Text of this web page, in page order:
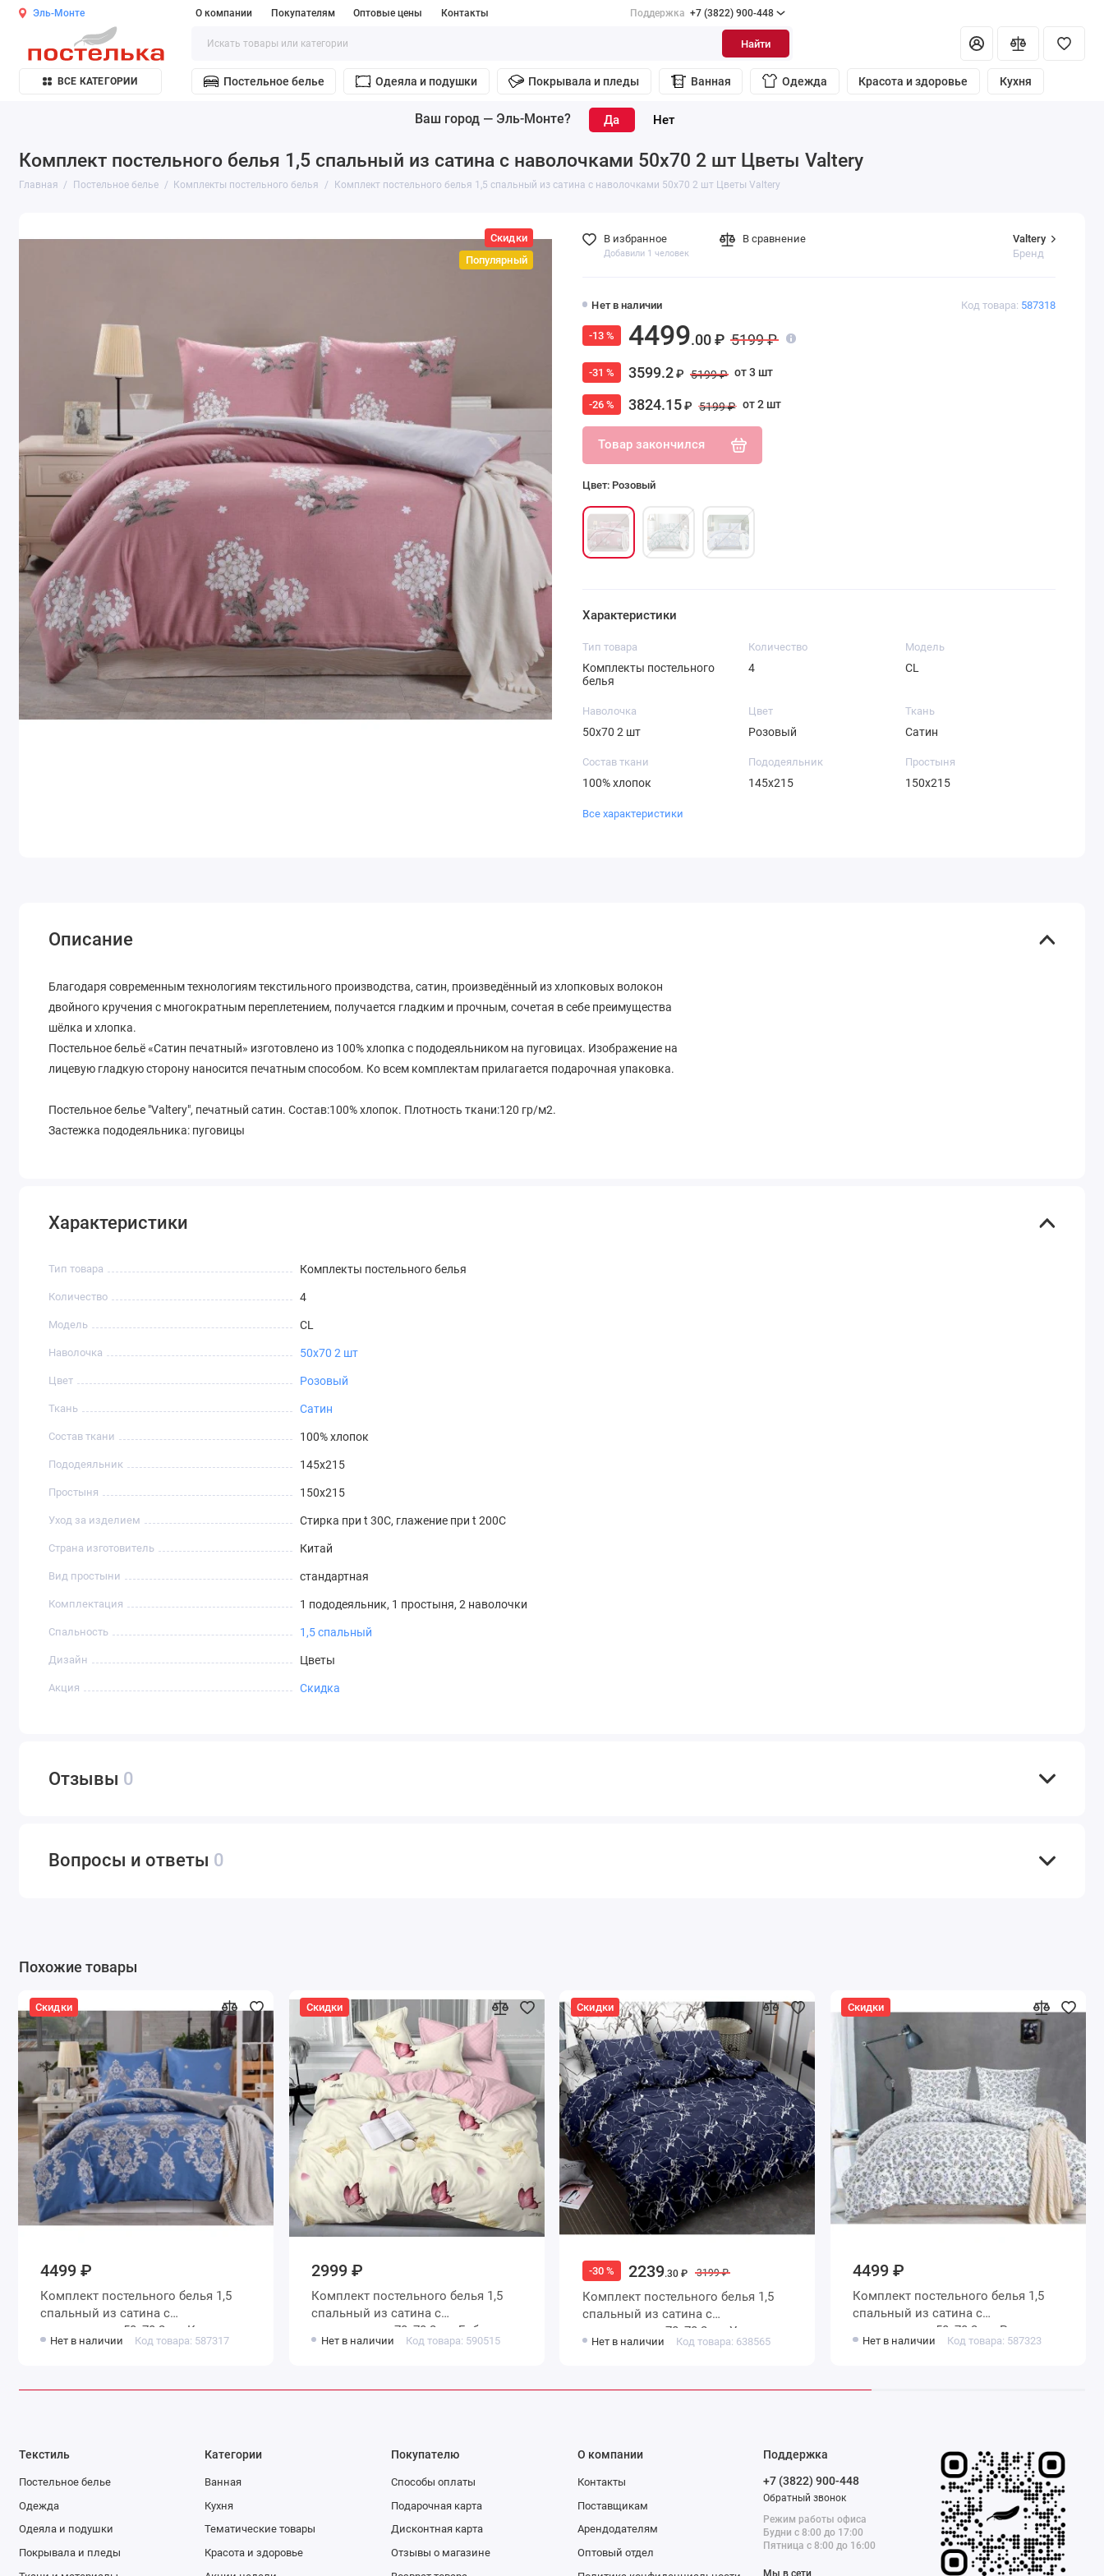
Эль-Монте О компании Покупателям Оптовые цены Контакты Поддержка +7 (3822) 900-448
Найти
ВСЕ КАТЕГОРИИ Постельное белье Одеяла и подушки Покрывала и пледы Ванная Одежда Красота и здоровье Кухня
Ваш город — Эль-Монте?
Комплект постельного белья 1,5 спальный из сатина с наволочками 50х70 2 шт Цветы Valtery
Главная Постельное белье Комплекты постельного белья Комплект постельного белья 1,5 спальный из сатина с наволочками 50х70 2 шт Цветы Valtery
Скидки
Популярный
Код товара: 587318
Valtery
Бренд
Нет в наличии
-13 % 4499.00 ₽ 5199 ₽
-31 % 3599.2₽ 5199 ₽ от 3 шт
-26 % 3824.15₽ 5199 ₽ от 2 шт
Товар закончился
Цвет: Розовый
В избранное
Добавили 1 человек
В сравнение
Характеристики
Тип товара
Комплекты постельного
белья
Количество
4
Модель
CL
Наволочка
50х70 2 шт
Цвет
Розовый
Ткань
Сатин
Состав ткани
100% хлопок
Пододеяльник
145х215
Простыня
150х215
Все характеристики
Описание
Благодаря современным технологиям текстильного производства, сатин, произведённый из хлопковых волокон
двойного кручения с многократным переплетением, получается гладким и прочным, сочетая в себе преимущества
шёлка и хлопка.
Постельное бельё «Сатин печатный» изготовлено из 100% хлопка с пододеяльником на пуговицах. Изображение на
лицевую гладкую сторону наносится печатным способом. Ко всем комплектам прилагается подарочная упаковка.
Постельное белье "Valtery", печатный сатин. Состав:100% хлопок. Плотность ткани:120 гр/м2.
Застежка пододеяльника: пуговицы
Характеристики
Тип товара Комплекты постельного белья
Количество 4
Модель CL
Наволочка 50х70 2 шт
Цвет Розовый
Ткань Сатин
Состав ткани 100% хлопок
Пододеяльник 145х215
Простыня 150х215
Уход за изделием Стирка при t 30С, глажение при t 200С
Страна изготовитель Китай
Вид простыни стандартная
Комплектация 1 пододеяльник, 1 простыня, 2 наволочки
Спальность 1,5 спальный
Дизайн Цветы
Акция Скидка
Отзывы 0
Вопросы и ответы 0
Похожие товары
Скидки
4499 ₽
Комплект постельного белья 1,5
спальный из сатина с
наволочками 50х70 2 шт Кружево
Valtery
Нет в наличии Код товара: 587317
Скидки
2999 ₽
Комплект постельного белья 1,5
спальный из сатина с
наволочками 70х70 2 шт Бабочки
Luxor
Нет в наличии Код товара: 590515
Скидки
-30 % 2239.30 ₽ 3199 ₽
Комплект постельного белья 1,5
спальный из сатина с
наволочками 70х70 2 шт Узор
Amore Mio
Нет в наличии Код товара: 638565
Скидки
4499 ₽
Комплект постельного белья 1,5
спальный из сатина с
наволочками 50х70 2 шт Растения
Valtery
Нет в наличии Код товара: 587323
Текстиль
Постельное белье
Одежда
Одеяла и подушки
Покрывала и пледы
Категории
Ванная
Кухня
Тематические товары
Красота и здоровье
Покупателю
Способы оплаты
Подарочная карта
Дисконтная карта
Отзывы о магазине
О компании
Контакты
Поставщикам
Арендодателям
Оптовый отдел
Поддержка
+7 (3822) 900-448
Обратный звонок
Режим работы офиса
Будни с 8:00 до 17:00
Пятница с 8:00 до 16:00
Мы в сети